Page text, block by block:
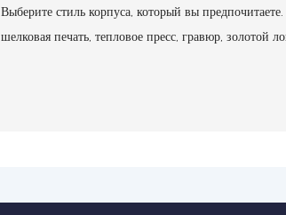
Выберите стиль корпуса, который вы
шелковая печать, тепловое пресс, гравюр, золотой